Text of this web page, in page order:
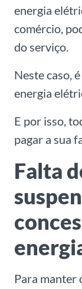
energia
comércio,
do serviço.
Neste caso,
energia
E por isso,
pagar a sua
Falta
Para manter